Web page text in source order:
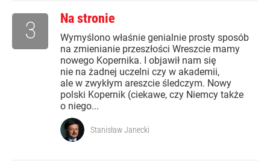
Na stronie
Wymyślono właśnie genialnie prosty sposób
na zmienianie przeszłości Wreszcie mamy
nowego Kopernika. I objawił nam się
nie na żadnej uczelni czy w akademii,
ale w zwykłym areszcie śledczym. Nowy
polski Kopernik (ciekawe, czy Niemcy także
o niego...
3
Stanisław Janecki